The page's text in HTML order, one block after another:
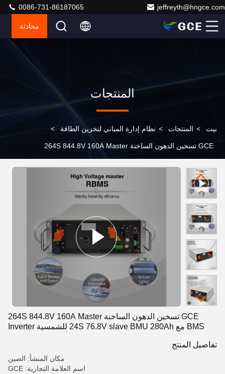
jeffreyth@hngce.com
0086-731-86187065
محادثة
المنتجات
بيت > المنتجات > نظام إدارة المباني لتخزين الطاقة >
GCE تسخين الدهون الساخنة 264S 844.8V 160A Master
بطارية ليثيوم أيون تخزين الطاقة
GCE تسخين الدهون الساخنة 264S 844.8V 160A Master
BMS مع 24S 76.8V slave BMU 280Ah للشمسية Inverter
تفاصيل المنتج
مكان المنشأ: الصين
اسم العلامة التجارية: GCE